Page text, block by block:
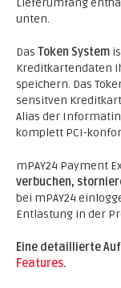
Lieferumfang
unten.
Das Token System
Kreditkartendaten
speichern. Das
sensitven
Alias der
komplett PCI-
mPAY24 Payment
verbuchen,
bei mPAY24
Entlastung in der
Eine detaillierte
Features.